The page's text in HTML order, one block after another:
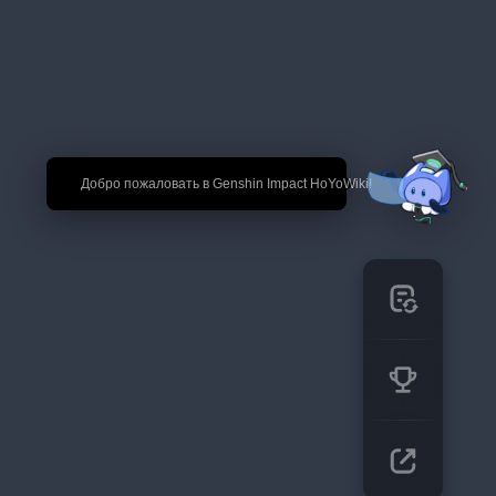
🎉 Добро пожаловать в Genshin Impact HoYoWiki!